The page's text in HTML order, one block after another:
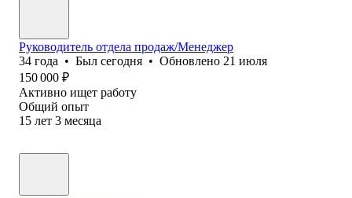
Руководитель отдела продаж/Менеджер
34 года • Был сегодня • Обновлено 21 июля
150 000 ₽
Активно ищет работу
Общий опыт
15 лет 3 месяца